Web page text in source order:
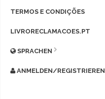
TERMOS E CONDIÇÕES
LIVRORECLAMACOES.PT
SPRACHEN
ANMELDEN/REGISTRIEREN